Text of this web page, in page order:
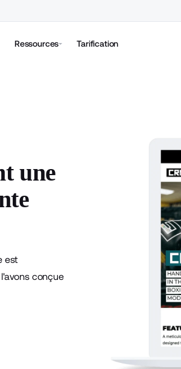
Ressources Tarification
une
est
conçue